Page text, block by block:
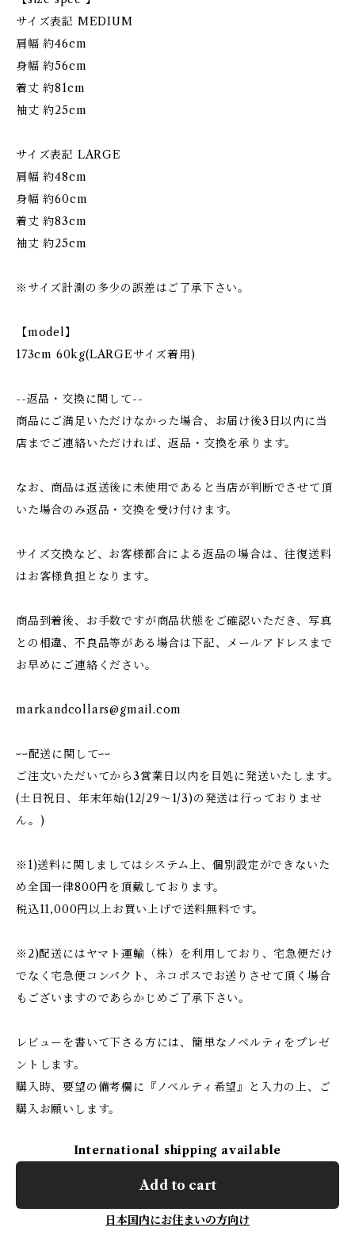
サイズ表記 MEDIUM
肩幅 約46cm
身幅 約56cm
着丈 約81cm
袖丈 約25cm
サイズ表記 LARGE
肩幅 約48cm
身幅 約60cm
着丈 約83cm
袖丈 約25cm
※サイズ計測の多少の誤差はご了承下さい。
【model】
173cm 60kg(LARGEサイズ着用)
--返品・交換に関して--
商品にご満足いただけなかった場合、お届け後3日以内に当
店までご連絡いただければ、返品・交換を承ります。
なお、商品は返送後に未使用であると当店が判断でさせて頂
いた場合のみ返品・交換を受け付けます。
サイズ交換など、お客様都合による返品の場合は、往復送料
はお客様負担となります。
商品到着後、お手数ですが商品状態をご確認いただき、写真
との相違、不良品等がある場合は下記、メールアドレスまで
お早めにご連絡ください。
markandcollars@gmail.com
ｰｰ配送に関してｰｰ
ご注文いただいてから3営業日以内を目処に発送いたします。
(土日祝日、年末年始(12/29〜1/3)の発送は行っておりませ
ん。)
※1)送料に関しましてはシステム上、個別設定ができないた
め全国一律800円を頂戴しております。
税込11,000円以上お買い上げで送料無料です。
※2)配送にはヤマト運輸（株）を利用しており、宅急便だけ
でなく宅急便コンパクト、ネコポスでお送りさせて頂く場合
もございますのであらかじめご了承下さい。
レビューを書いて下さる方には、簡単なノベルティをプレゼ
ントします。
購入時、要望の備考欄に『ノベルティ希望』と入力の上、ご
購入お願いします。
International shipping available
Add to cart
日本国内にお住まいの方向け